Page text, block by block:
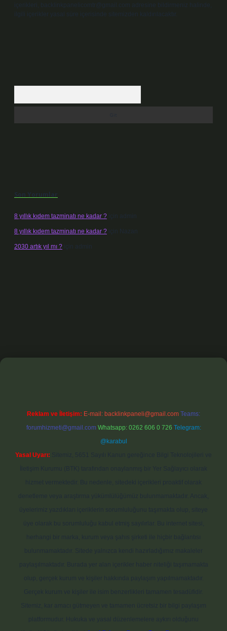
içerikleri,
backlinkpanelicomtr@gmail.com adresine bildirmeniz halinde,
ilgili içerikler yasal süre içerisinde sitemizden kaldırılacaktır.
Son Yorumlar
8 yıllık kıdem tazminatı ne kadar ? için admin
8 yıllık kıdem tazminatı ne kadar ? için Nazan
2030 artık yıl mı ? için admin
Reklam ve İletişim: E-mail: backlinkpaneli@gmail.com Teams:
forumhizmeti@gmail.com Whatsapp: 0262 606 0 726 Telegram:
@karabul
Yasal Uyarı: